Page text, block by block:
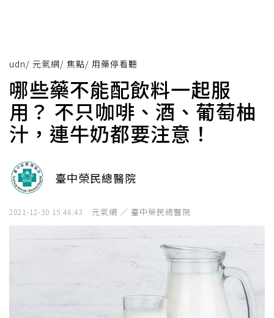
udn/ 元氣網/ 焦點/ 用藥停看聽
哪些藥不能配飲料一起服
用？ 不只咖啡、酒、葡萄柚
汁，連牛奶都要注意！
臺中榮民總醫院
2021-12-30 15:46:43 元氣網 ／ 臺中榮民總醫院